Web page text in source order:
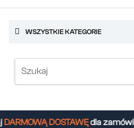
WSZYSTKIE KATEGORIE
DOSTAWĘdla